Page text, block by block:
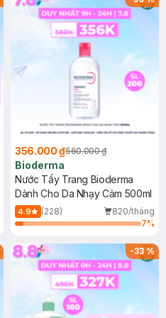
356.000 ₫560.000 ₫
Bioderma
Nước Tẩy Trang Bioderma
Dành Cho Da Nhạy Cảm 500ml
4.9 (228)
820/tháng
7%
-33%